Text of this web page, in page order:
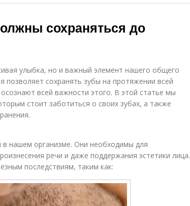
сохраняться до
улыбка, но и важный элемент нашего общего
позволяет сохранять зубы на протяжении всей
всей важности этого. В этой статье мы
стоит заботиться о своих зубах, а также
нашем организме. Они необходимы для
речи и даже поддержания эстетики лица.
последствиям, таким как: